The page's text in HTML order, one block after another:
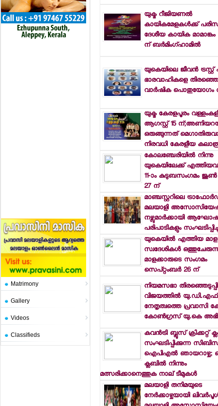
Matrimony
Gallery
Videos
Classifieds
യുക്മ റീജിയണല്‍
കായികമേളകള്‍ക്ക്
ദേശീയ കായിക
ന് ബര്‍മിംഗ്ഹാമില്‍
യുകെയിലെ ജീവന്‍ ട്രസ്റ്റ്
ഭാരവാഹികളെ
വാര്‍ഷിക പൊതുയോഗം
യുക്മ കേരളപൂരം
ആഗസ്റ്റ് 15
ഒരുങ്ങുന്നത്
നിരവധി കേരളീയ
കോലഞ്ചേരിയില്‍ നിന്നു
യുകെയിലേക്ക്
11-ാം കുടുബസംഗമം
27 ന്
മാഞ്ചസ്റ്ററിലെ
മലയാളി
നഴ്സുമാര്‍ക്കായി
പരിപാടികളും
യുകെയില്‍ എത്തിയ മാള
സ്വദേശികള്‍
മാളക്കാരുടെ സംഗമം
സെപ്റ്റംബര്‍ 26 ന്
നിയമസഭാ
വിജയത്തില്‍ യു.ഡി.എഫ്
നേതൃത്വത്തെ പ്രവാസി
കോണ്‍ഗ്രസ് യു.കെ
കവന്‍ട്രി ബ്ലൂസ് ക്രിക്കറ്റ്
സംഘടിപ്പിക്കുന്ന
ഐപിഎല്‍ ഞായറാഴ്ച;
ക്ലബില്‍ നിന്നും
മത്സരിക്കാനെത്തുക നാല് ടീമുകള്‍
മലയാളി തനിമയുടെ
നേര്‍ക്കാഴ്ചയായി